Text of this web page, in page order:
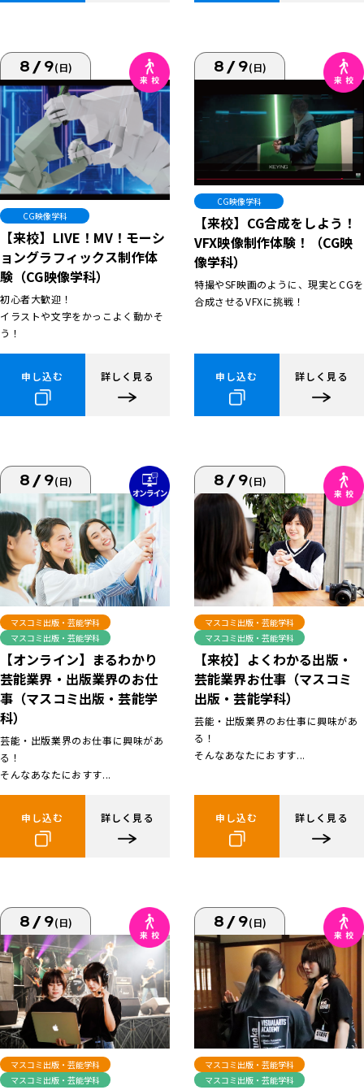
8/9(日)
CG映像学科
【来校】LIVE！MV！モーシ
ョングラフィックス制作体
験（CG映像学科）
初心者大歓迎！
イラストや文字をかっこよく動かそ
う！
申し込む 詳しく見る
8/9(日)
CG映像学科
【来校】CG合成をしよう！
VFX映像制作体験！（CG映
像学科）
特撮やSF映画のように、現実とCGを
合成させるVFXに挑戦！
申し込む 詳しく見る
8/9(日)
マスコミ出版・芸能学科
マスコミ出版・芸能学科
【オンライン】まるわかり
芸能業界・出版業界のお仕
事（マスコミ出版・芸能学
科）
芸能・出版業界のお仕事に興味があ
る！
そんなあなたにおすす...
申し込む 詳しく見る
8/9(日)
マスコミ出版・芸能学科
マスコミ出版・芸能学科
【来校】よくわかる出版・
芸能業界お仕事（マスコミ
出版・芸能学科）
芸能・出版業界のお仕事に興味があ
る！
そんなあなたにおすす...
申し込む 詳しく見る
8/9(日)
マスコミ出版・芸能学科
マスコミ出版・芸能学科
8/9(日)
マスコミ出版・芸能学科
マスコミ出版・芸能学科